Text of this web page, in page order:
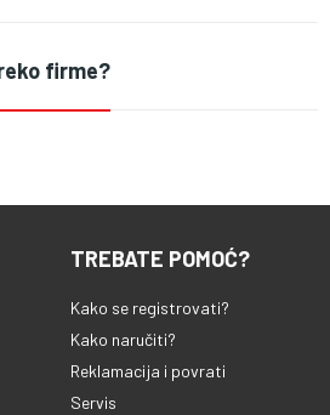
firme?
TREBATE POMOĆ?
Kako se registrovati?
Kako naručiti?
Reklamacija i povrati
Servis